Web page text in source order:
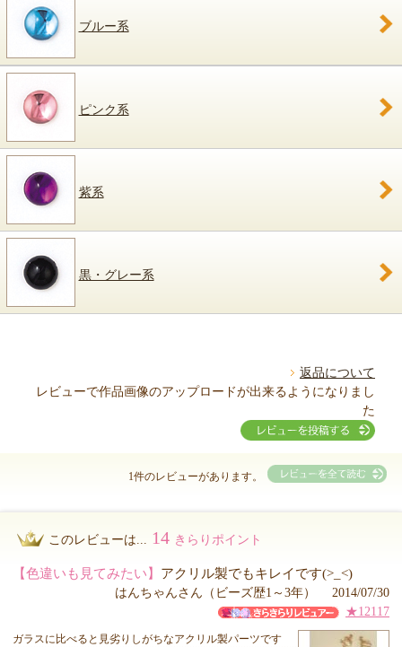
ブルー系
ピンク系
紫系
黒・グレー系
返品について
レビューで作品画像のアップロードが出来るようになりまし
た
1件のレビューがあります。
このレビューは... 14 きらりポイント
【色違いも見てみたい】 アクリル製でもキレイです(>_<)
はんちゃんさん（ビーズ歴1～3年） 2014/07/30
★12117
ガラスに比べると見劣りしがちなアクリル製パーツです